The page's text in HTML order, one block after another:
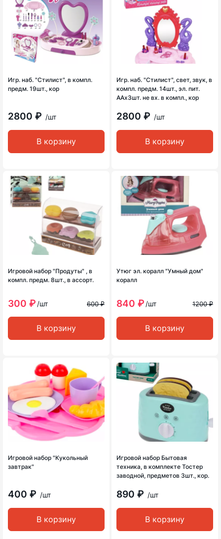
Игр. наб. "Стилист", в компл.
предм. 19шт., кор
2800 ₽ /шт
В корзину
Игр. наб. "Стилист", свет, звук, в
компл. предм. 14шт., эл. пит.
ААх3шт. не вх. в компл., кор
2800 ₽ /шт
В корзину
Игровой набор "Продуты" , в
компл. предм. 8шт., в ассорт.
300 ₽ /шт 600 ₽
В корзину
Утюг эл. коралл "Умный дом"
коралл
840 ₽ /шт 1200 ₽
В корзину
Игровой набор "Кукольный
завтрак"
400 ₽ /шт
В корзину
Игровой набор Бытовая
техника, в комплекте Тостер
заводной, предметов 3шт., кор.
890 ₽ /шт
В корзину